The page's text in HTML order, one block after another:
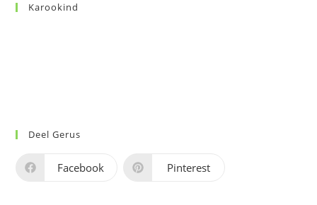
Karookind
Deel Gerus
Facebook Pinterest